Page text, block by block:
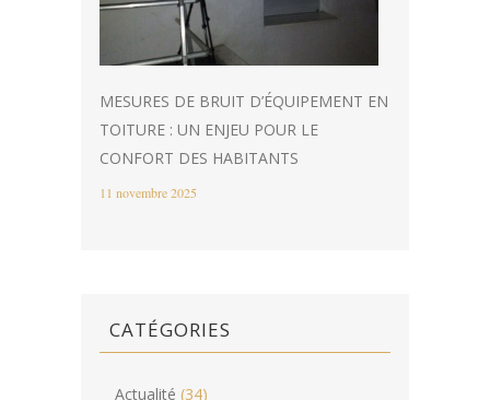
MESURES DE BRUIT D’ÉQUIPEMENT EN
TOITURE : UN ENJEU POUR LE
CONFORT DES HABITANTS
11 novembre 2025
CATÉGORIES
Actualité (34)